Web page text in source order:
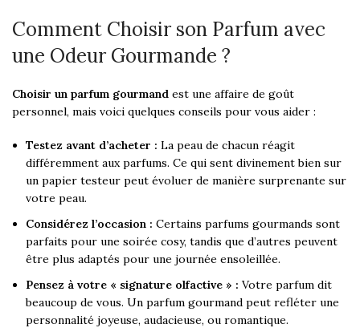
Comment Choisir son Parfum avec
une Odeur Gourmande ?
Choisir un parfum gourmand est une affaire de goût
personnel, mais voici quelques conseils pour vous aider :
Testez avant d’acheter : La peau de chacun réagit
différemment aux parfums. Ce qui sent divinement bien sur
un papier testeur peut évoluer de manière surprenante sur
votre peau.
Considérez l’occasion : Certains parfums gourmands sont
parfaits pour une soirée cosy, tandis que d’autres peuvent
être plus adaptés pour une journée ensoleillée.
Pensez à votre « signature olfactive » : Votre parfum dit
beaucoup de vous. Un parfum gourmand peut refléter une
personnalité joyeuse, audacieuse, ou romantique.